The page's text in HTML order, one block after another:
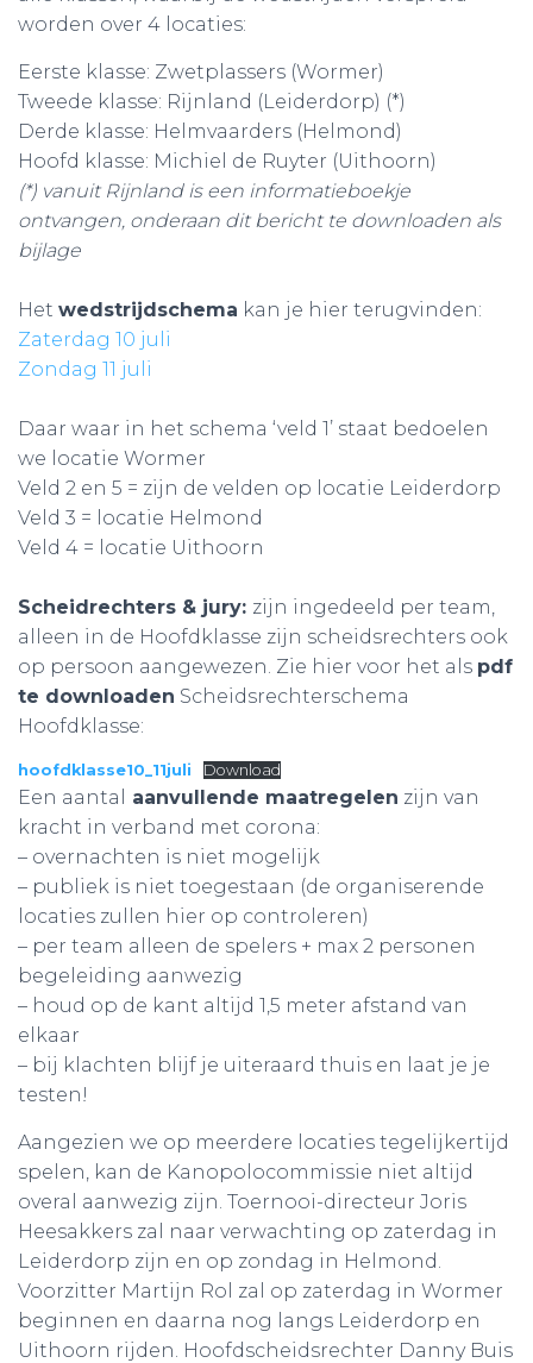
worden over 4 locaties:
Eerste klasse: Zwetplassers (Wormer)
Tweede klasse: Rijnland (Leiderdorp) (*)
Derde klasse: Helmvaarders (Helmond)
Hoofd klasse: Michiel de Ruyter (Uithoorn)
(*) vanuit Rijnland is een informatieboekje
ontvangen, onderaan dit bericht te downloaden als
bijlage
Het wedstrijdschema kan je hier terugvinden:
Zaterdag 10 juli
Zondag 11 juli
Daar waar in het schema ‘veld 1’ staat bedoelen
we locatie Wormer
Veld 2 en 5 = zijn de velden op locatie Leiderdorp
Veld 3 = locatie Helmond
Veld 4 = locatie Uithoorn
Scheidrechters & jury: zijn ingedeeld per team,
alleen in de Hoofdklasse zijn scheidsrechters ook
op persoon aangewezen. Zie hier voor het als pdf
te downloaden Scheidsrechterschema
Hoofdklasse:
hoofdklasse10_11juli Download
Een aantal aanvullende maatregelen zijn van
kracht in verband met corona:
– overnachten is niet mogelijk
– publiek is niet toegestaan (de organiserende
locaties zullen hier op controleren)
– per team alleen de spelers + max 2 personen
begeleiding aanwezig
– houd op de kant altijd 1,5 meter afstand van
elkaar
– bij klachten blijf je uiteraard thuis en laat je je
testen!
Aangezien we op meerdere locaties tegelijkertijd
spelen, kan de Kanopolocommissie niet altijd
overal aanwezig zijn. Toernooi-directeur Joris
Heesakkers zal naar verwachting op zaterdag in
Leiderdorp zijn en op zondag in Helmond.
Voorzitter Martijn Rol zal op zaterdag in Wormer
beginnen en daarna nog langs Leiderdorp en
Uithoorn rijden. Hoofdscheidsrechter Danny Buis